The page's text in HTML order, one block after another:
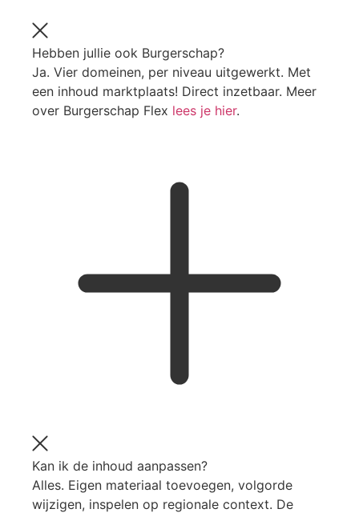
Hebben jullie ook Burgerschap?
Ja. Vier domeinen, per niveau uitgewerkt. Met
een inhoud marktplaats! Direct inzetbaar. Meer
over Burgerschap Flex lees je hier.
Kan ik de inhoud aanpassen?
Alles. Eigen materiaal toevoegen, volgorde
wijzigen, inspelen op regionale context. De